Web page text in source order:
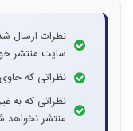
نظرات ارسال
سایت منتشر
نظراتی که
نظراتی که به
منتشر نخواهد